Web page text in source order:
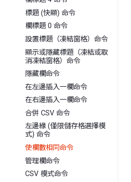
標題 (快顯) 命令
欄標題 0 命令
設置標題（凍結窗格）命令
顯示或隱藏標題（凍結或取
消凍結窗格）命令
隱藏欄命令
在左邊插入一欄命令
在右邊插入一欄命令
合併 CSV 命令
左邊緣 (僅限儲存格選擇模
式) 命令
使欄數相同命令
管理欄命令
CSV 模式命令